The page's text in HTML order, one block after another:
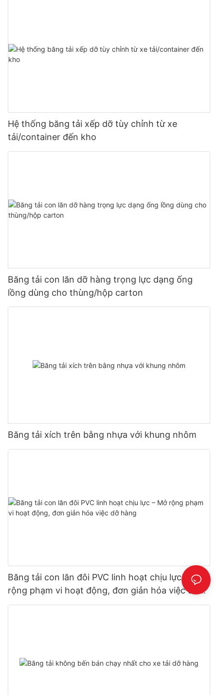
Hệ thống băng tải xếp dỡ tùy chỉnh từ xe
tải/container đến kho
Băng tải con lăn dỡ hàng trọng lực dạng ống
lồng dùng cho thùng/hộp carton
Băng tải xích trên bằng nhựa với khung nhôm
Băng tải con lăn đôi PVC linh hoạt chịu lực – Mở
rộng phạm vi hoạt động, đơn giản hóa việc dỡ
hàng